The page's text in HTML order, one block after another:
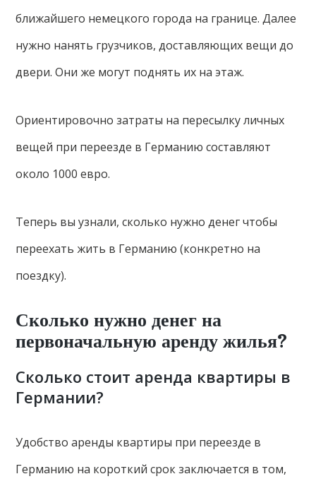
ближайшего немецкого города на границе. Далее
нужно нанять грузчиков, доставляющих вещи до
двери. Они же могут поднять их на этаж.
Ориентировочно затраты на пересылку личных
вещей при переезде в Германию составляют
около 1000 евро.
Теперь вы узнали, сколько нужно денег чтобы
переехать жить в Германию (конкретно на
поездку).
Сколько нужно денег на
первоначальную аренду жилья?
Сколько стоит аренда квартиры в
Германии?
Удобство аренды квартиры при переезде в
Германию на короткий срок заключается в том,